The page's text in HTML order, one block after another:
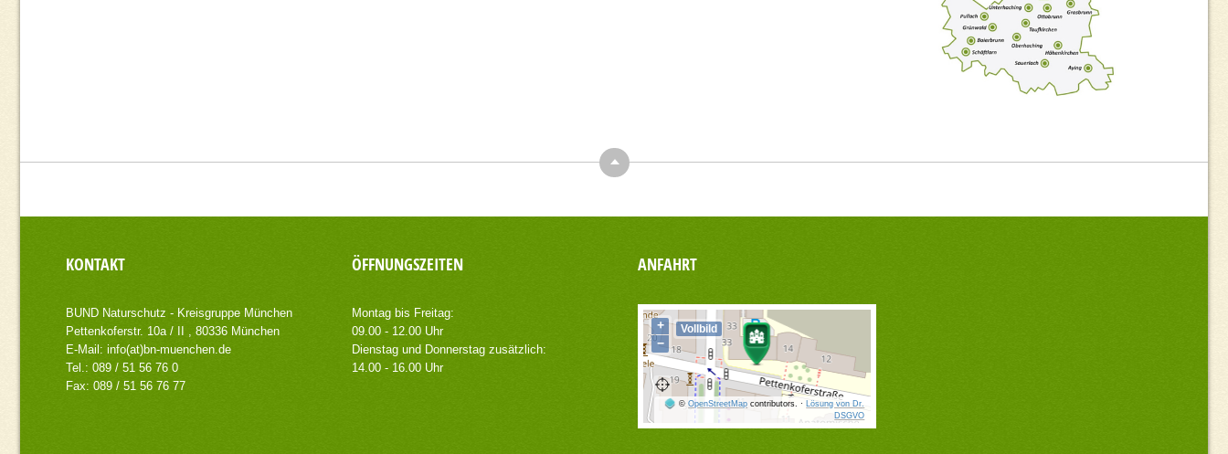
Top
KONTAKT
BUND Naturschutz - Kreisgruppe München
Pettenkoferstr. 10a / II , 80336 München
E-Mail: info(at)bn-muenchen.de
Tel.: 089 / 51 56 76 0
Fax: 089 / 51 56 76 77
ÖFFNUNGSZEITEN
Montag bis Freitag:
09.00 - 12.00 Uhr
Dienstag und Donnerstag zusätzlich:
14.00 - 16.00 Uhr
ANFAHRT
+
−
©OpenStreetMap contributors. ·
Lösung von Dr.
DSGVO
Vollbild